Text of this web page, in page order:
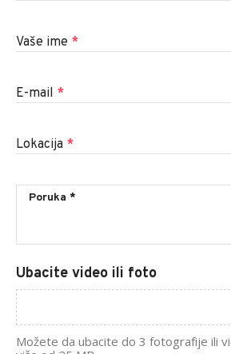
Vaše ime *
E-mail *
Lokacija *
Ubacite video ili foto
Možete da ubacite do 3 fotografije ili